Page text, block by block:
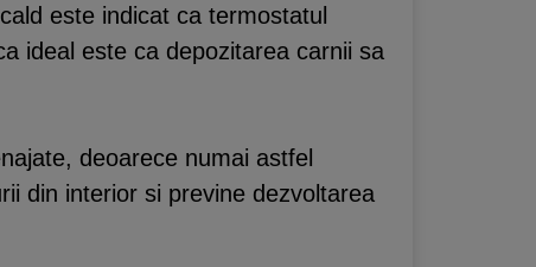
este indicat ca termostatul
ideal este ca depozitarea carnii sa
deoarece numai astfel
din interior si previne dezvoltarea